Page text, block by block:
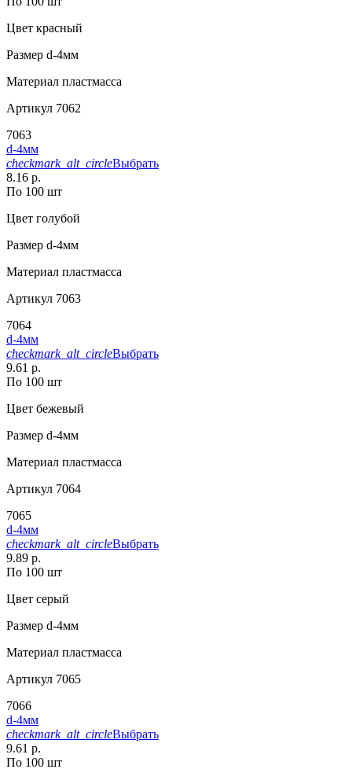
Цвет красный
Размер d-4мм
Материал пластмасса
Артикул 7062
7063
d-4мм
checkmark_alt_circleВыбрать
8.16 р.
По 100 шт
Цвет голубой
Размер d-4мм
Материал пластмасса
Артикул 7063
7064
d-4мм
checkmark_alt_circleВыбрать
9.61 р.
По 100 шт
Цвет бежевый
Размер d-4мм
Материал пластмасса
Артикул 7064
7065
d-4мм
checkmark_alt_circleВыбрать
9.89 р.
По 100 шт
Цвет серый
Размер d-4мм
Материал пластмасса
Артикул 7065
7066
d-4мм
checkmark_alt_circleВыбрать
9.61 р.
По 100 шт